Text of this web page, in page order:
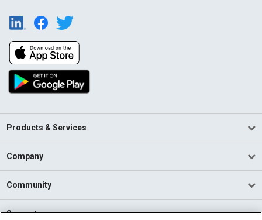
Products & Services
Company
Community
Support